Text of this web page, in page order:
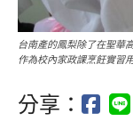
台南產的鳳梨除了在聖華
作為校內家政課烹飪實習
分享：